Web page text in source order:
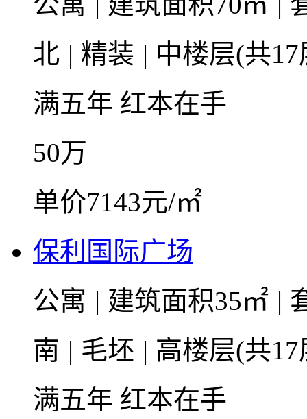
北 | 精装 | 中楼层(共
满五年 红本在手
50万
单价7143元/㎡
保利国际广场
公寓 | 建筑面积35㎡ |
南 | 毛坯 | 高楼层(共
满五年 红本在手